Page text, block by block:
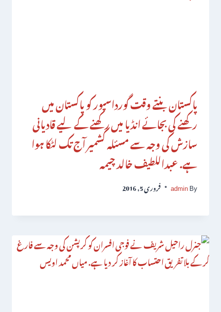
پاکستان بنتے وقت گورداسپور کو پاکستان میں
رکھنے کی بجائے انڈیا میں رکھنے کے لیے قادیانی
سازش کی وجہ سے مسئلہ کشمیر آج تک لٹکا ہوا
ہے. عبداللطیف خالد چیمہ
By
admin فروری 5, 2016